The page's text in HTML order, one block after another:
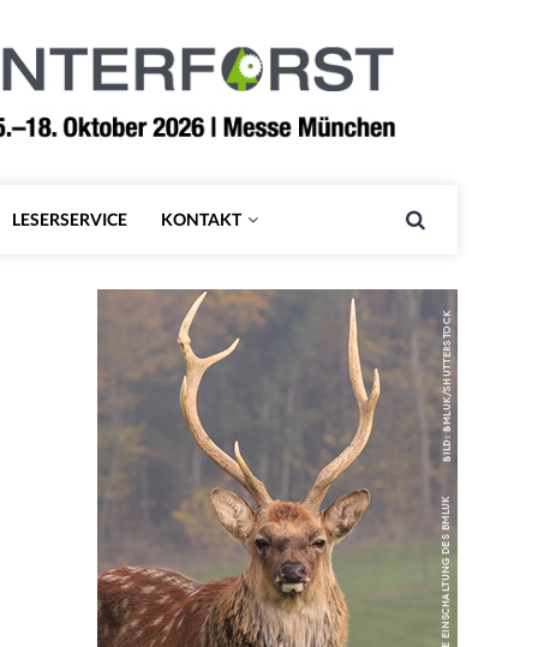
LESERSERVICE KONTAKT